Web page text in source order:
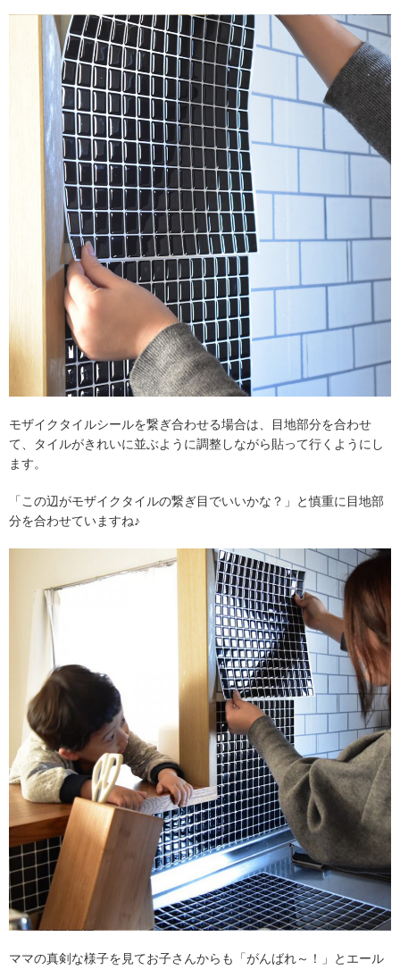
モザイクタイルシールを繋ぎ合わせる場合は、目地部分を合わせ
て、タイルがきれいに並ぶように調整しながら貼って行くようにし
ます。
「この辺がモザイクタイルの繋ぎ目でいいかな？」と慎重に目地部
分を合わせていますね♪
ママの真剣な様子を見てお子さんからも「がんばれ～！」とエール